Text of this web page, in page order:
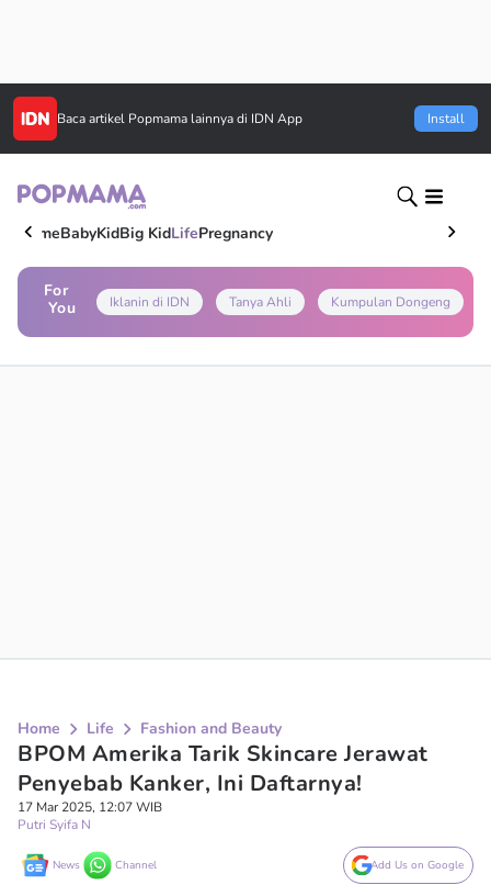
Baca artikel Popmama lainnya di IDN App Install
HomeBabyKidBig KidLifePregnancy
For
You
Iklanin di IDN Tanya Ahli Kumpulan Dongeng
Home Life Fashion and Beauty
BPOM Amerika Tarik Skincare Jerawat
Penyebab Kanker, Ini Daftarnya!
17 Mar 2025, 12:07 WIB
Putri Syifa N
News Channel Add Us on Google